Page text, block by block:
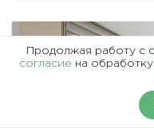
Продолжая работу с
согласие на обработку